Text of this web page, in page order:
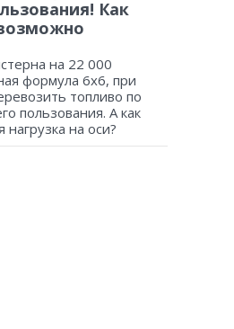
Как
на 22 000
формула 6х6, при
топливо по
пользования. А как
на оси?